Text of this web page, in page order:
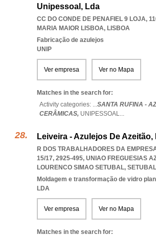
Unipessoal, Lda
CC DO CONDE DE PENAFIEL 9 LOJA,
MARIA MAIOR LISBOA, LISBOA
Fabricação de azulejos
UNIP
Ver empresa Ver no Mapa
Matches in the search for:
Activity categories: ...SANTA RUFINA -
CERÂMICAS, UNIPESSOAL...
Leiveira - Azulejos De Azeitão,
R DOS TRABALHADORES DA
15/17, 2925-495, UNIAO FREGUESIAS
LOURENCO SIMAO SETUBAL, SETUBAL
Moldagem e transformação de vidro
LDA
Ver empresa Ver no Mapa
Matches in the search for: